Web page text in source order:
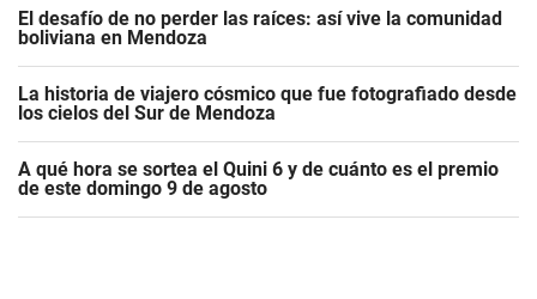
El desafío de no perder las raíces: así vive la comunidad
boliviana en Mendoza
La historia de viajero cósmico que fue fotografiado desde
los cielos del Sur de Mendoza
A qué hora se sortea el Quini 6 y de cuánto es el premio
de este domingo 9 de agosto